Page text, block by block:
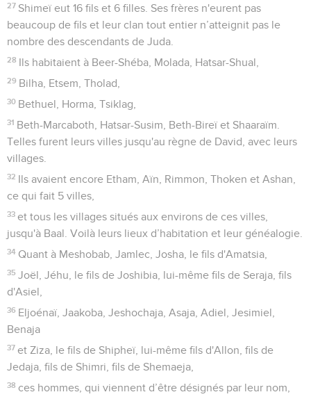
27 Shimeï eut 16 fils et 6 filles. Ses frères n'eurent pas
beaucoup de fils et leur clan tout entier n’atteignit pas le
nombre des descendants de Juda.
28 Ils habitaient à Beer-Shéba, Molada, Hatsar-Shual,
29 Bilha, Etsem, Tholad,
30 Bethuel, Horma, Tsiklag,
31 Beth-Marcaboth, Hatsar-Susim, Beth-Bireï et Shaaraïm.
Telles furent leurs villes jusqu'au règne de David, avec leurs
villages.
32 Ils avaient encore Etham, Aïn, Rimmon, Thoken et Ashan,
ce qui fait 5 villes,
33 et tous les villages situés aux environs de ces villes,
jusqu'à Baal. Voilà leurs lieux d’habitation et leur généalogie.
34 Quant à Meshobab, Jamlec, Josha, le fils d'Amatsia,
35 Joël, Jéhu, le fils de Joshibia, lui-même fils de Seraja, fils
d'Asiel,
36 Eljoénaï, Jaakoba, Jeshochaja, Asaja, Adiel, Jesimiel,
Benaja
37 et Ziza, le fils de Shipheï, lui-même fils d'Allon, fils de
Jedaja, fils de Shimri, fils de Shemaeja,
38 ces hommes, qui viennent d’être désignés par leur nom,